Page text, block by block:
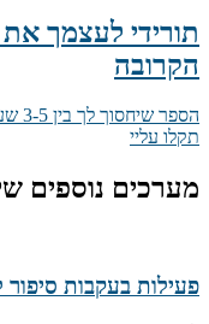
תורידי לעצמך
הקרובה
הספר שיחסוך לך בין 3-5 שעות עבודה בשבוע
תקלו עליי
מערכים נוספים
פעילות בעקבות סיפור